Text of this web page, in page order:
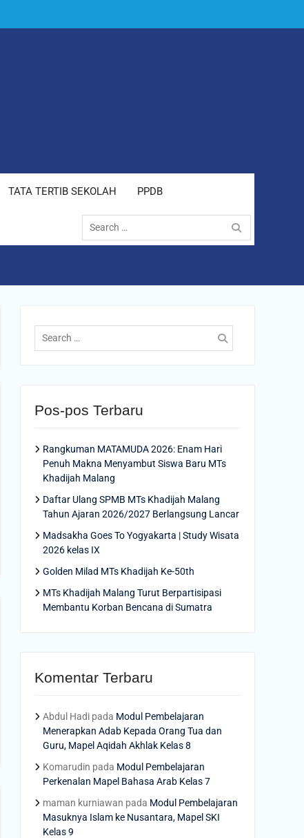
TATA TERTIB SEKOLAH PPDB
Search
for:
Search
for:
Pos-pos Terbaru
Rangkuman MATAMUDA 2026: Enam Hari
Penuh Makna Menyambut Siswa Baru MTs
Khadijah Malang
Daftar Ulang SPMB MTs Khadijah Malang
Tahun Ajaran 2026/2027 Berlangsung Lancar
Madsakha Goes To Yogyakarta | Study Wisata
2026 kelas IX
Golden Milad MTs Khadijah Ke-50th
MTs Khadijah Malang Turut Berpartisipasi
Membantu Korban Bencana di Sumatra
Komentar Terbaru
Abdul Hadi pada Modul Pembelajaran
Menerapkan Adab Kepada Orang Tua dan
Guru, Mapel Aqidah Akhlak Kelas 8
Komarudin pada Modul Pembelajaran
Perkenalan Mapel Bahasa Arab Kelas 7
maman kurniawan pada Modul Pembelajaran
Masuknya Islam ke Nusantara, Mapel SKI
Kelas 9